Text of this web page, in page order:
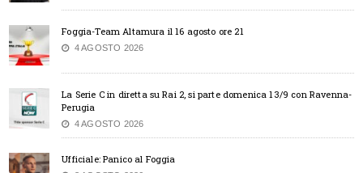
Foggia-Team Altamura il 16 agosto ore 21
4 AGOSTO 2026
La Serie C in diretta su Rai 2, si parte domenica 13/9 con Ravenna-
Perugia
4 AGOSTO 2026
Ufficiale: Panico al Foggia